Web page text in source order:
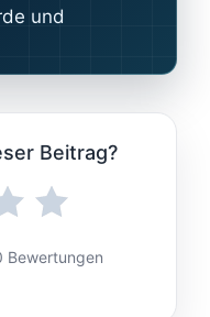
und
Beitrag?
Bewertungen